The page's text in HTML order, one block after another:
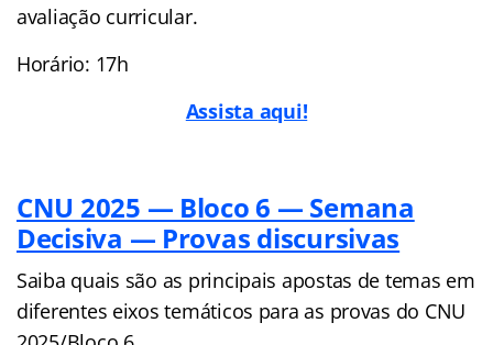
avaliação curricular.
Horário: 17h
Assista aqui!
CNU 2025 — Bloco 6 — Semana
Decisiva — Provas discursivas
Saiba quais são as principais apostas de temas em
diferentes eixos temáticos para as provas do CNU